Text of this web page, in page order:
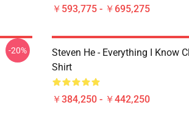
￥593,775 - ￥695,275
-20%
Steven He - Everything I Know
Shirt
￥384,250 - ￥442,250